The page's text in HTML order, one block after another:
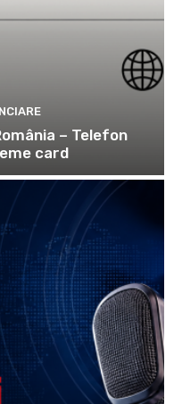
– Telefon
card